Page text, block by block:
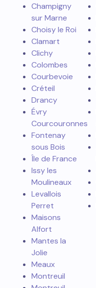
Champigny
sur Marne
Choisy le Roi
Clamart
Clichy
Colombes
Courbevoie
Créteil
Drancy
Évry
Courcouronnes
Fontenay
sous Bois
Île de France
Issy les
Moulineaux
Levallois
Perret
Maisons
Alfort
Mantes la
Jolie
Meaux
Montreuil